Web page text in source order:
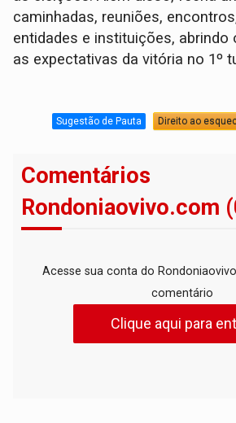
caminhadas, reuniões,
entidades e instituições, abrindo
as expectativas da vitória no 1º
Sugestão de Pauta Direito ao
Comentários
Rondoniaovivo.com
Acesse sua conta do
comentário
Clique aqui para